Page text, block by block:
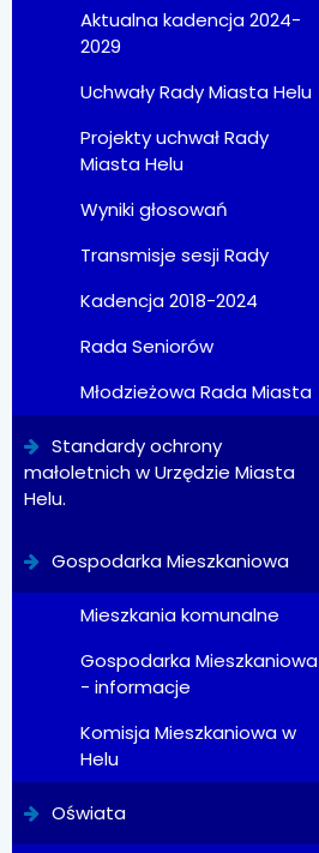
Aktualna kadencja 2024-
2029
Uchwały Rady Miasta Helu
Projekty uchwał Rady
Miasta Helu
Wyniki głosowań
Transmisje sesji Rady
Kadencja 2018-2024
Rada Seniorów
Młodzieżowa Rada Miasta
Standardy ochrony
małoletnich w Urzędzie Miasta
Helu.
Gospodarka Mieszkaniowa
Mieszkania komunalne
Gospodarka Mieszkaniowa
- informacje
Komisja Mieszkaniowa w
Helu
Oświata